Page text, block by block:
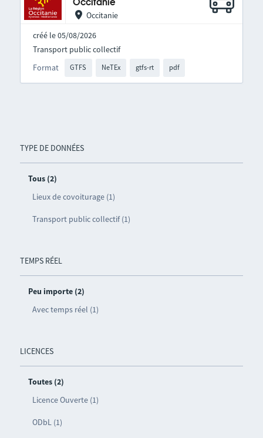
TYPE DE DONNÉES
Tous (2)
Lieux de covoiturage (1)
Transport public collectif (1)
TEMPS RÉEL
Peu importe (2)
Avec temps réel (1)
LICENCES
Toutes (2)
Licence Ouverte (1)
ODbL (1)
Occitanie
Occitanie
créé le 05/08/2026
Format GTFS NeTEx gtfs-rt pdf
Transport public collectif